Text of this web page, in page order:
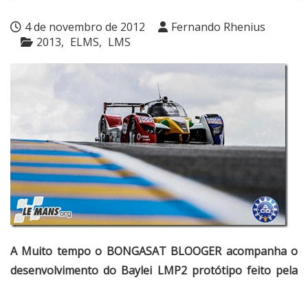
4 de novembro de 2012
Fernando Rhenius
2013
ELMS LMS
A Muito tempo o BONGASAT BLOOGER acompanha o
desenvolvimento do Baylei LMP2 protótipo feito pela